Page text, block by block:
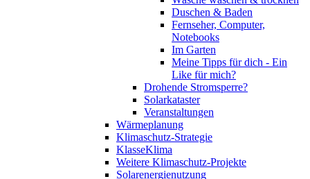
Duschen & Baden
Fernseher, Computer,
Notebooks
Im Garten
Meine Tipps für dich - Ein
Like für mich?
Drohende Stromsperre?
Solarkataster
Veranstaltungen
Wärmeplanung
Klimaschutz-Strategie
KlasseKlima
Weitere Klimaschutz-Projekte
Solarenergienutzung